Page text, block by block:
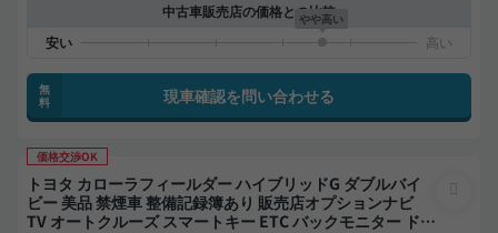
中古車販売店の価格との比較
やや高い
無
料
現車確認を問い合わせる
価格交渉OK
トヨタ カローラフィールダー ハイブリッドG ダブルバイ
ビー 美品 禁煙車 整備記録簿あり 販売店オプションナビ
TV オートクルーズ スマートキー ETC バックモニター ドラ